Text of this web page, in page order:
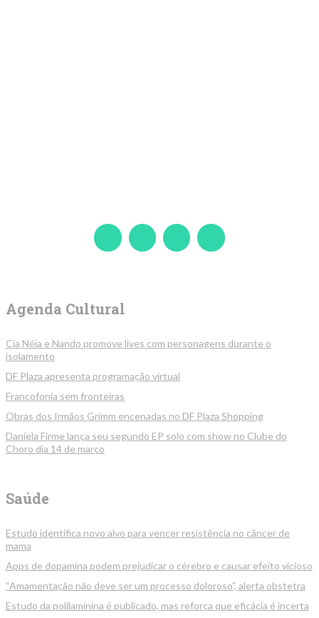
Agenda Cultural
Cia Néia e Nando promove lives com personagens durante o
isolamento
DF Plaza apresenta programação virtual
Francofonia sem fronteiras
Obras dos Irmãos Grimm encenadas no DF Plaza Shopping
Daniela Firme lança seu segundo EP solo com show no Clube do
Choro dia 14 de março
Saúde
Estudo identifica novo alvo para vencer resistência no câncer de
mama
Apps de dopamina podem prejudicar o cérebro e causar efeito vicioso
“Amamentação não deve ser um processo doloroso”, alerta obstetra
Estudo da polilaminina é publicado, mas reforça que eficácia é incerta